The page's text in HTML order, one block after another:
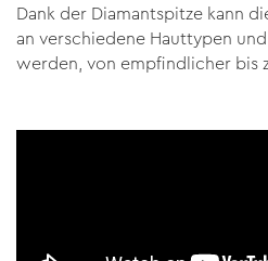
Dank der Diamantspitze kann
an verschiedene Hauttypen
werden, von empfindlicher bis